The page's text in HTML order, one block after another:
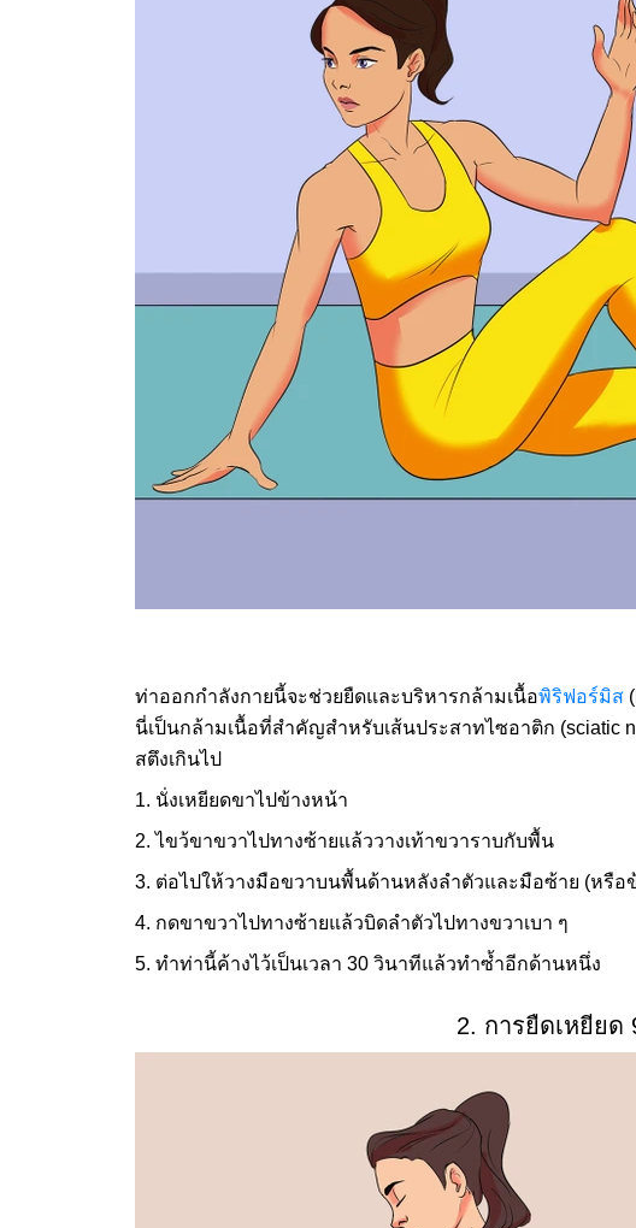
ท่าออกกำลังกายนี้จะช่วยยืดและบริหารกล้ามเนื้อพิริฟอร์มิส
นี่เป็นกล้ามเนื้อที่สำคัญสำหรับเส้นประสาทไซอาติก (sciatic
สตึงเกินไป
1. นั่งเหยียดขาไปข้างหน้า
2. ไขว้ขาขวาไปทางซ้ายแล้ววางเท้าขวาราบกับพื้น
3. ต่อไปให้วางมือขวาบนพื้นด้านหลังลำตัวและมือซ้าย (หรือ
4. กดขาขวาไปทางซ้ายแล้วบิดลำตัวไปทางขวาเบา ๆ
5. ทำท่านี้ค้างไว้เป็นเวลา 30 วินาทีแล้วทำซ้ำอีกด้านหนึ่ง
2. การยืดเหยียด